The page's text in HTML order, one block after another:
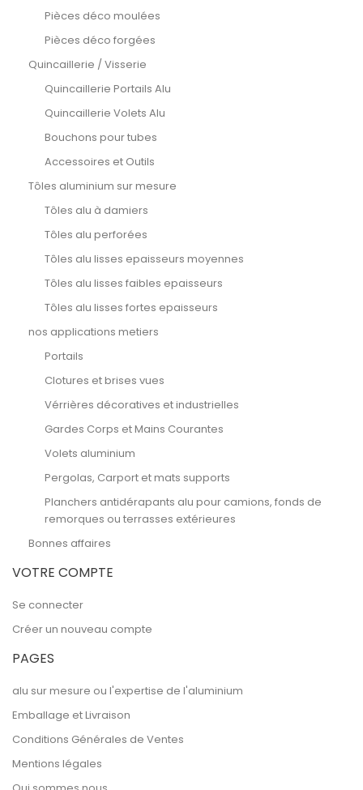
Pièces déco moulées
Pièces déco forgées
Quincaillerie / Visserie
Quincaillerie Portails Alu
Quincaillerie Volets Alu
Bouchons pour tubes
Accessoires et Outils
Tôles aluminium sur mesure
Tôles alu à damiers
Tôles alu perforées
Tôles alu lisses epaisseurs moyennes
Tôles alu lisses faibles epaisseurs
Tôles alu lisses fortes epaisseurs
nos applications metiers
Portails
Clotures et brises vues
Vérrières décoratives et industrielles
Gardes Corps et Mains Courantes
Volets aluminium
Pergolas, Carport et mats supports
Planchers antidérapants alu pour camions, fonds de
remorques ou terrasses extérieures
Bonnes affaires
VOTRE COMPTE
Se connecter
Créer un nouveau compte
PAGES
alu sur mesure ou l'expertise de l'aluminium
Emballage et Livraison
Conditions Générales de Ventes
Mentions légales